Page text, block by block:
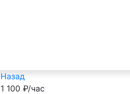
Назад
1 100 ₽/час